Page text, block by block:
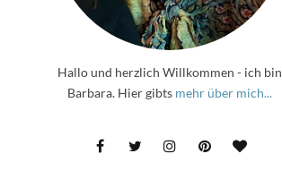
Hallo und herzlich Willkommen - ich bin
Barbara. Hier gibts mehr über mich...